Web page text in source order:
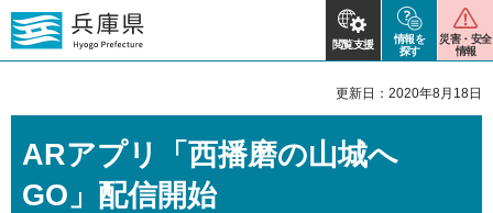
閲覧支援
情報を
探す
災害・安全
情報
更新日：2020年8月18日
ARアプリ「西播磨の山城へ
GO」配信開始